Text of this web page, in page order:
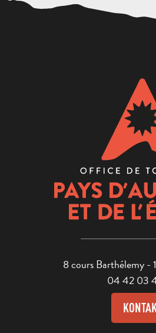
8 cours Barthélemy -
04 42 03